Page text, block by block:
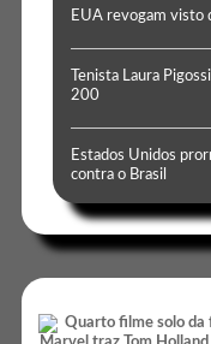
EUA revogam visto
Tenista Laura
200
Estados Unidos
contra o Brasil